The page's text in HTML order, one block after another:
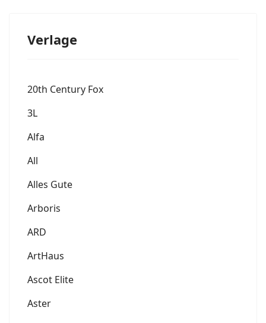
Verlage
20th Century Fox
3L
Alfa
All
Alles Gute
Arboris
ARD
ArtHaus
Ascot Elite
Aster